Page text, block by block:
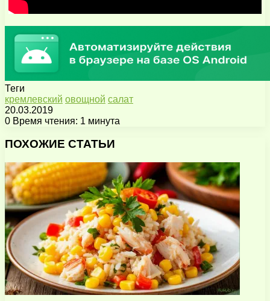
Теги
кремлевский овощной салат
20.03.2019
0 Время чтения: 1 минута
через
почту
ПОХОЖИЕ СТАТЬИ